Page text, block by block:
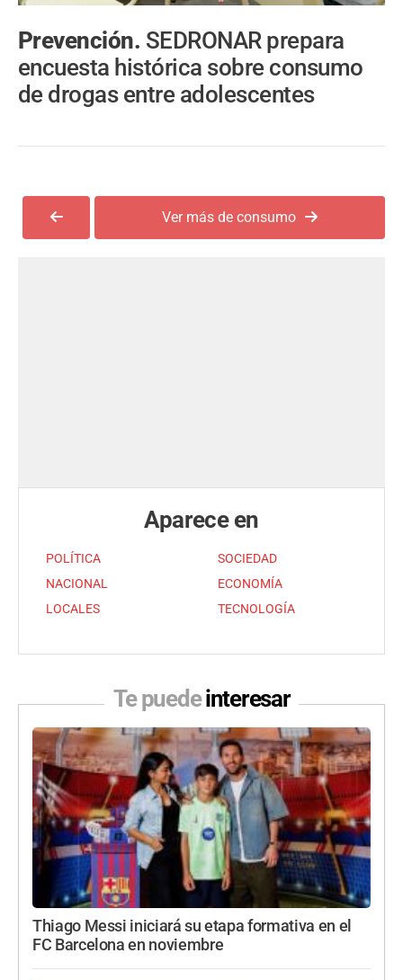
Prevención. SEDRONAR prepara
encuesta histórica sobre consumo
de drogas entre adolescentes
Ver más de consumo
Aparece en
POLÍTICA
NACIONAL
LOCALES
SOCIEDAD
ECONOMÍA
TECNOLOGÍA
Te puedeinteresar
Thiago Messi iniciará su etapa formativa en el
FC Barcelona en noviembre